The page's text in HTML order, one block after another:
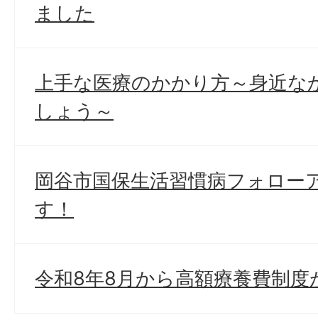
ました
上手な医療のかかり方～身近な
しょう～
岡谷市国保生活習慣病フォロー
す！
令和8年8月から高額療養費制度